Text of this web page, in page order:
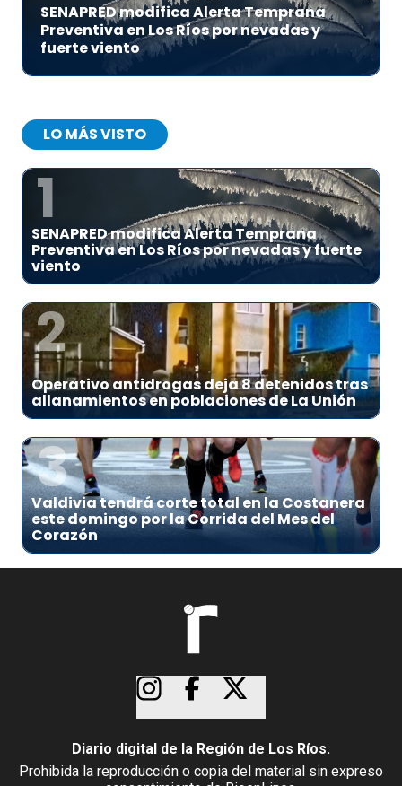
SENAPRED modifica Alerta Temprana
Preventiva en Los Ríos por nevadas y
fuerte viento
LO MÁS VISTO
1
SENAPRED modifica Alerta Temprana
Preventiva en Los Ríos por nevadas y fuerte
viento
2
Operativo antidrogas deja 8 detenidos tras
allanamientos en poblaciones de La Unión
3
Valdivia tendrá corte total en la Costanera
este domingo por la Corrida del Mes del
Corazón
Diario digital de la Región de Los Ríos.
Prohibida la reproducción o copia del material sin expreso